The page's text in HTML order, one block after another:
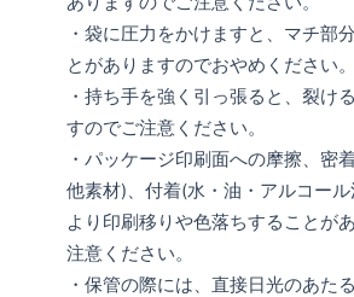
・袋に圧力をかけますと、マチ部
とがありますのでおやめください。
・持ち手を強く引っ張ると、裂け
すのでご注意ください。
・パッケージ印刷面への摩擦、密
他素材)、付着(水・油・アルコー
より印刷移りや色落ちすることが
注意ください。
・保管の際には、直接日光のあた